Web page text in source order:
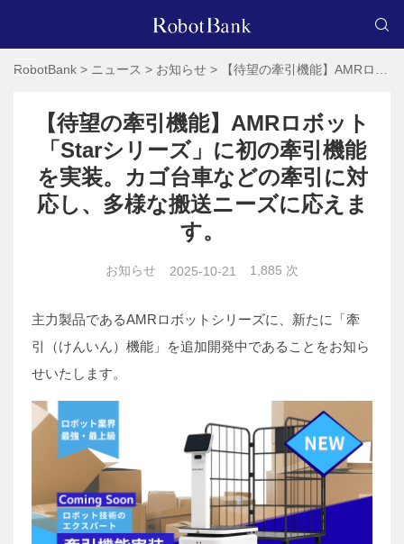
RobotBank > ニュース > お知らせ > 【待望の牽引機能】AMRロボット「Starシリーズ」に初の牽引機能を実装。カゴ台車などの牽引に対応し、多様な搬送ニーズに応えます。
【待望の牽引機能】AMRロボット
「Starシリーズ」に初の牽引機能
を実装。カゴ台車などの牽引に対
応し、多様な搬送ニーズに応えま
す。
お知らせ 2025-10-21 1,885 次
主力製品であるAMRロボットシリーズに、新たに「牽
引（けんいん）機能」を追加開発中であることをお知ら
せいたします。